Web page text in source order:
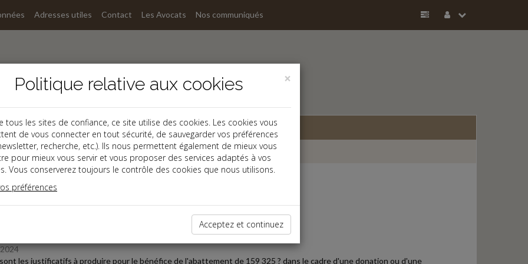
Adresses utiles Contact Les Avocats Nos communiqués
dernières dépêches
les justificatifs à produire pour le bénéfice de l'abattement de 159 325 ? dans le cadre d'une donation ou d'une
×
Politique relative aux cookies
tous les sites de confiance, ce site utilise des cookies. Les cookies vous
de vous connecter en tout sécurité, de sauvegarder vos préférences
recherche, etc.). Ils nous permettent également de mieux vous
pour mieux vous servir et vous proposer des services adaptés à vos
Vous conserverez toujours le contrôle des cookies que nous utilisons.
préférences
Acceptez et continuez